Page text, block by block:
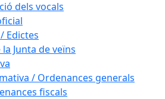
dels vocals
Edictes
Junta de veïns
/ Ordenances generals
fiscals